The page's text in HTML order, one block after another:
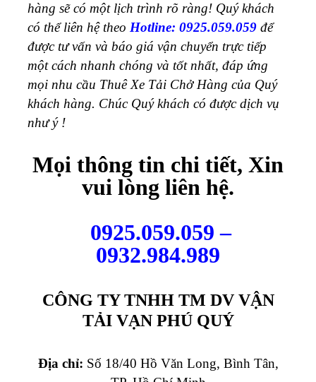
hàng sẽ có một lịch trình rõ ràng! Quý khách
có thể liên hệ theo Hotline: 0925.059.059 để
được tư vấn và báo giá vận chuyển trực tiếp
một cách nhanh chóng và tốt nhất, đáp ứng
mọi nhu cầu Thuê Xe Tải Chở Hàng của Quý
khách hàng. Chúc Quý khách có được dịch vụ
như ý !
Mọi thông tin chi tiết, Xin
vui lòng liên hệ.
0925.059.059 –
0932.984.989
CÔNG TY TNHH TM DV VẬN
TẢI VẠN PHÚ QUÝ
Địa chỉ: Số 18/40 Hồ Văn Long, Bình Tân,